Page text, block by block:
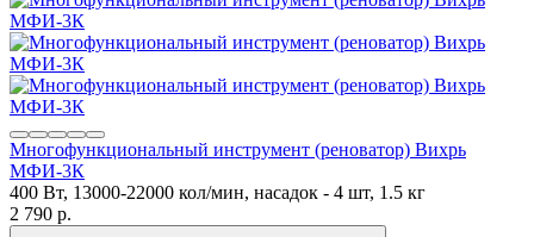
Многофункциональный инструмент (реноватор) Вихрь
МФИ-3К
400 Вт, 13000-22000 кол/мин, насадок - 4 шт, 1.5 кг
2 790 p.